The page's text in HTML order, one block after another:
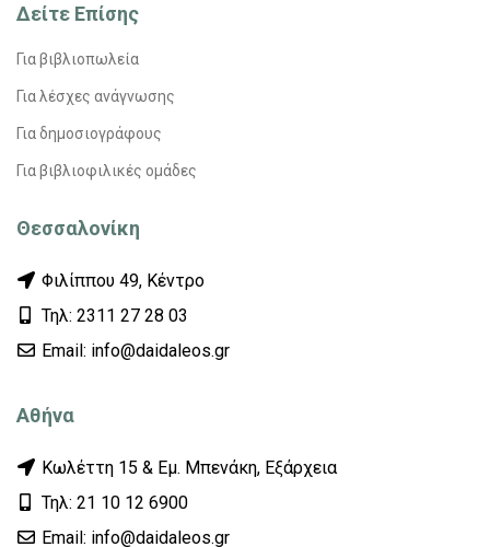
Δείτε Επίσης
Για βιβλιοπωλεία
Για λέσχες ανάγνωσης
Για δημοσιογράφους
Για βιβλιοφιλικές ομάδες
Θεσσαλονίκη
Φιλίππου 49, Κέντρο
Τηλ: 2311 27 28 03
Εmail: info@daidaleos.gr
Αθήνα
Κωλέττη 15 & Εμ. Μπενάκη, Εξάρχεια
Τηλ: 21 10 12 6900
Εmail: info@daidaleos.gr